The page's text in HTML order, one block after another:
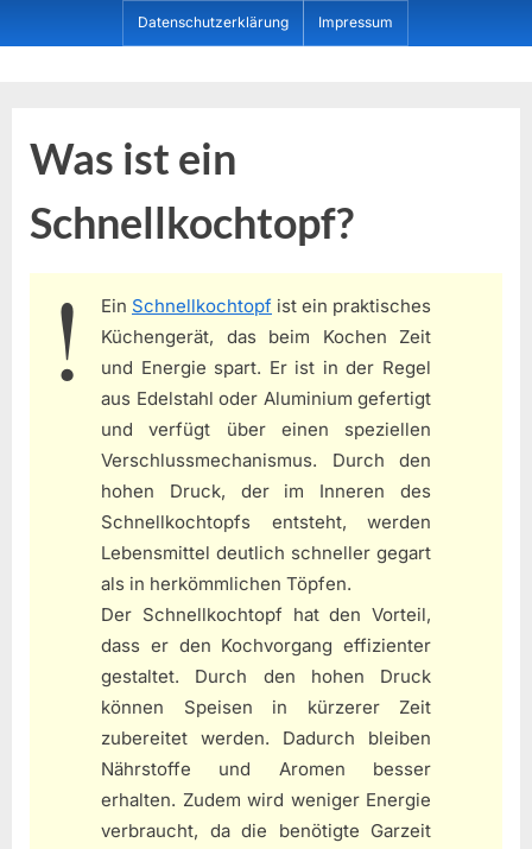
to
Datenschutzerklärung Impressum
Was ist ein
Schnellkochtopf?
Ein Schnellkochtopf ist ein praktisches
Küchengerät, das beim Kochen Zeit
und Energie spart. Er ist in der Regel
aus Edelstahl oder Aluminium gefertigt
und verfügt über einen speziellen
Verschlussmechanismus. Durch den
hohen Druck, der im Inneren des
Schnellkochtopfs entsteht, werden
Lebensmittel deutlich schneller gegart
als in herkömmlichen Töpfen.
Der Schnellkochtopf hat den Vorteil,
dass er den Kochvorgang effizienter
gestaltet. Durch den hohen Druck
können Speisen in kürzerer Zeit
zubereitet werden. Dadurch bleiben
Nährstoffe und Aromen besser
erhalten. Zudem wird weniger Energie
verbraucht, da die benötigte Garzeit